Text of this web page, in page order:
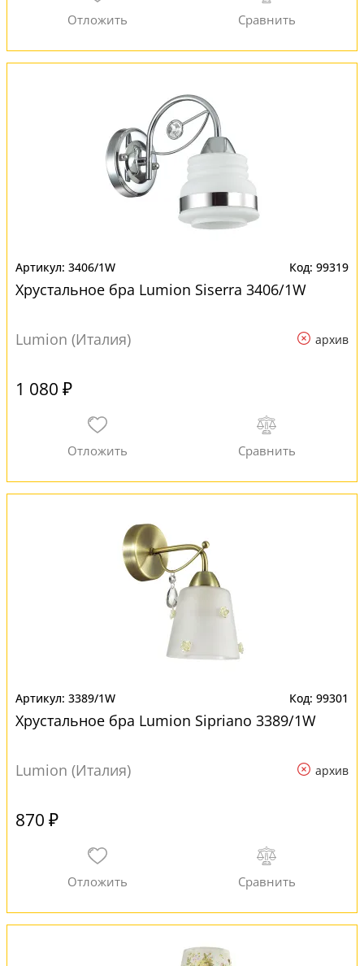
3406/1W 99319
Хрустальное бра Lumion Siserra 3406/1W
Lumion (Италия) архив
1 080 ₽
3389/1W 99301
Хрустальное бра Lumion Sipriano 3389/1W
Lumion (Италия) архив
870 ₽